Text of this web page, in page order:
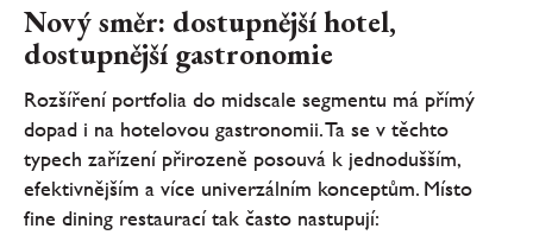
Nový směr: dostupnější hotel,
dostupnější gastronomie
Rozšíření portfolia do midscale segmentu má přímý
dopad i na hotelovou gastronomii. Ta se v těchto
typech zařízení přirozeně posouvá k jednodušším,
efektivnějším a více univerzálním konceptům. Místo
fine dining restaurací tak často nastupují: